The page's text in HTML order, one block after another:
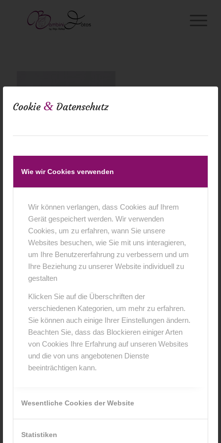
Cookie & Datenschutz
Wie wir Cookies verwenden
Wir können verlangen, dass Cookies auf Ihrem
Gerät gespeichert werden. Wir verwenden
Cookies, um zu erfahren, wann Sie unsere
Websites besuchen, wie Sie mit uns interagieren,
um Ihre Benutzererfahrung zu verbessern und um
Ihre Beziehung zu unserer Website individuell zu
gestalten
Klicken Sie auf die Überschriften der
verschiedenen Kategorien, um mehr zu erfahren.
Sie können auch einige Ihrer Einstellungen ändern.
Beachten Sie, dass das Blockieren einiger Arten
von Cookies Ihre Erfahrung auf unseren Websites
und die von uns angebotenen Dienste
beeinträchtigen kann.
Wesentliche Cookies der Website
Statistiken
0
KOMMENTARE
Hinterlasse einen Kommentar
Hinterlasse uns deinen Kommentar!
Name*